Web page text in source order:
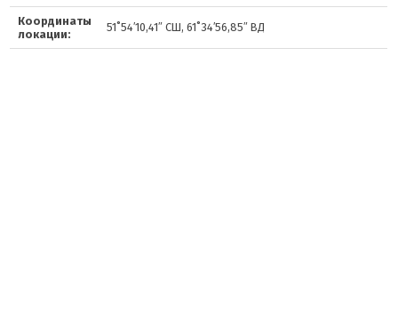
Координаты
локации:
51˚54′10,41″ СШ, 61˚34′56,85″ ВД